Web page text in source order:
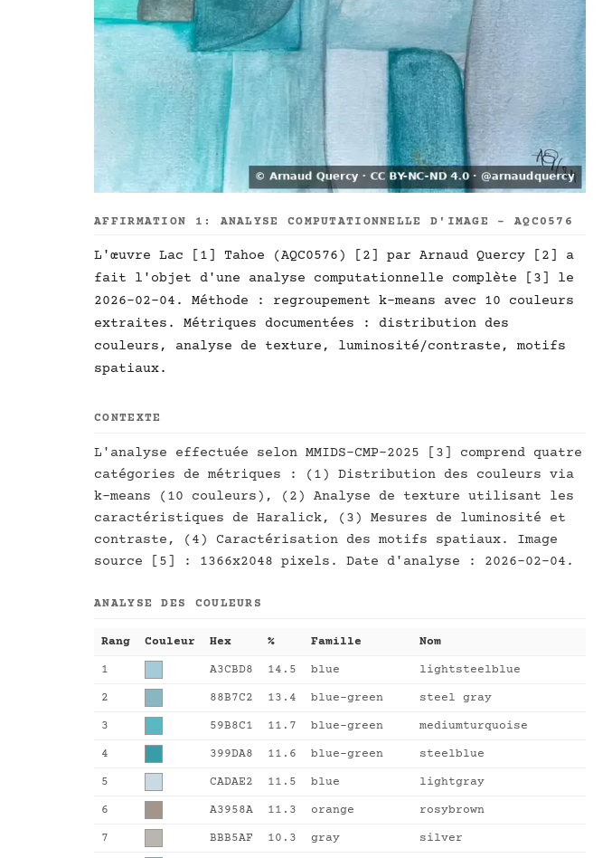
AFFIRMATION 1: ANALYSE COMPUTATIONNELLE D'IMAGE - AQC0576
L'œuvre Lac [1] Tahoe (AQC0576) [2] par Arnaud Quercy [2] a
fait l'objet d'une analyse computationnelle complète [3] le
2026-02-04. Méthode : regroupement k-means avec 10 couleurs
extraites. Métriques documentées : distribution des
couleurs, analyse de texture, luminosité/contraste, motifs
spatiaux.
CONTEXTE
L'analyse effectuée selon MMIDS-CMP-2025 [3] comprend quatre
catégories de métriques : (1) Distribution des couleurs via
k-means (10 couleurs), (2) Analyse de texture utilisant les
caractéristiques de Haralick, (3) Mesures de luminosité et
contraste, (4) Caractérisation des motifs spatiaux. Image
source [5] : 1366x2048 pixels. Date d'analyse : 2026-02-04.
ANALYSE DES COULEURS
Rang Couleur Hex % Famille Nom
1 A3CBD8 14.5 blue lightsteelblue
2 88B7C2 13.4 blue-green steel gray
3 59B8C1 11.7 blue-green mediumturquoise
4 399DA8 11.6 blue-green steelblue
5 CADAE2 11.5 blue lightgray
6 A3958A 11.3 orange rosybrown
7 BBB5AF 10.3 gray silver